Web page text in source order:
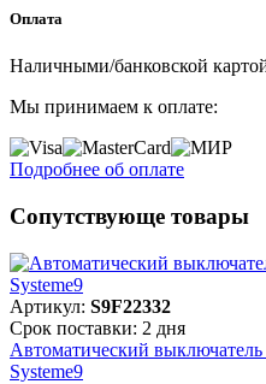
Оплата
Наличными/банковской
Мы принимаем к оплате:
Подробнее об оплате
Сопутствующе товары
Артикул: S9F22332
Срок поставки: 2 дня
Автоматический
Systeme9